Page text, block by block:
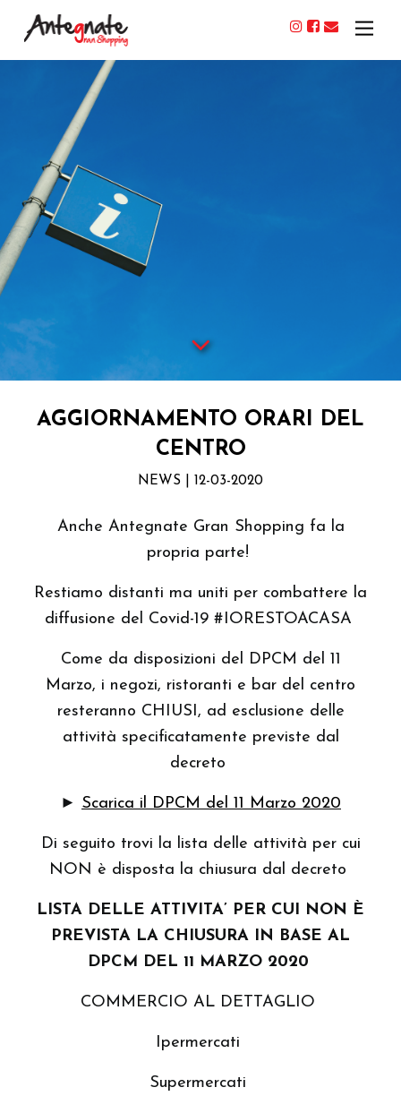
AGGIORNAMENTO ORARI DEL
CENTRO
NEWS | 12-03-2020
Anche Antegnate Gran Shopping fa la
propria parte!
Restiamo distanti ma uniti per combattere la
diffusione del Covid-19 #IORESTOACASA
Come da disposizioni del DPCM del 11
Marzo, i negozi, ristoranti e bar del centro
resteranno CHIUSI, ad esclusione delle
attività specificatamente previste dal
decreto
► Scarica il DPCM del 11 Marzo 2020
Di seguito trovi la lista delle attività per cui
NON è disposta la chiusura dal decreto
LISTA DELLE ATTIVITA’ PER CUI NON È
PREVISTA LA CHIUSURA IN BASE AL
DPCM DEL 11 MARZO2020
COMMERCIO AL DETTAGLIO
Ipermercati
Supermercati